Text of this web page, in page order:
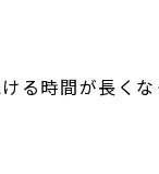
時間が長くな